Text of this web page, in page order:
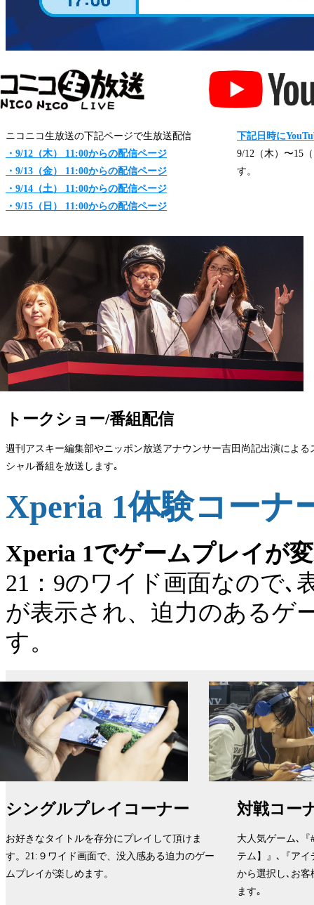
ニコニコ生放送の下記ページで生放送配信
・9/12（木） 11:00からの配信ページ
・9/13（金） 11:00からの配信ページ
・9/14（土） 11:00からの配信ページ
・9/15（日） 11:00からの配信ページ
下記日時に
9/12（木）〜15
す。
トークショー/番組配信
週刊アスキー編集部やニッポン放送アナウンサー吉田尚記出演による
シャル番組を放送します｡
Xperia 1体験コーナ
Xperia 1でゲームプレイが
21：9のワイド画面なので､
が表示され、迫力のあるゲ
す。
シングルプレイコーナー
お好きなタイトルを存分にプレイして頂けま
す。21:９ワイド画面で、没入感ある迫力のゲー
ムプレイが楽しめます。
対戦コー
大人気ゲーム､
テム】』､『ア
から選択し､お客
ます｡